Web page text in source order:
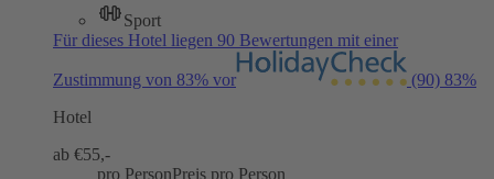
Sport
Für dieses Hotel liegen 90 Bewertungen mit einer
Zustimmung von 83% vor (90) 83%
Hotel
ab €55,-
pro PersonPreis pro Person